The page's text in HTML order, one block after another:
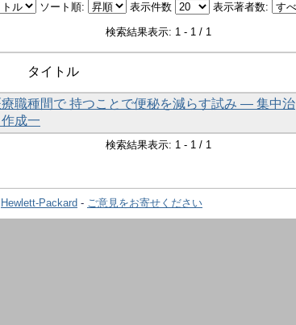
ソート順: 表示件数 表示著者数:
検索結果表示: 1 - 1 / 1
タイトル
職種間で 持つことで便秘を減らす試み — 集中治
成一
検索結果表示: 1 - 1 / 1
Hewlett-Packard - ご意見をお寄せください